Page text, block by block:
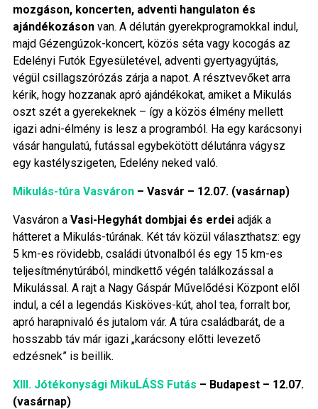
mozgáson, koncerten, adventi hangulaton és
ajándékozásonvan. A délután gyerekprogramokkal indul,
majd Gézengúzok-koncert, közös séta vagy kocogás az
Edelényi Futók Egyesületével, adventi gyertyagyújtás,
végül csillagszórózás zárja a napot. A résztvevőket arra
kérik, hogy hozzanak apró ajándékokat, amiket a Mikulás
oszt szét a gyerekeknek – így a közös élmény mellett
igazi adni-élmény is lesz a programból. Ha egy karácsonyi
vásár hangulatú, futással egybekötött délutánra vágysz
egy kastélyszigeten, Edelény neked való.
Mikulás-túra Vasváron– Vasvár – 12.07. (vasárnap)
Vasváron a Vasi-Hegyhát dombjai és erdeiadják a
hátteret a Mikulás-túrának. Két táv közül választhatsz: egy
5 km-es rövidebb, családi útvonalból és egy 15 km-es
teljesítménytúrából, mindkettő végén találkozással a
Mikulással. A rajt a Nagy Gáspár Művelődési Központ elől
indul, a cél a legendás Kisköves-kút, ahol tea, forralt bor,
apró harapnivaló és jutalom vár. A túra családbarát, de a
hosszabb táv már igazi „karácsony előtti levezető
edzésnek” is beillik.
XIII. Jótékonysági MikuLÁSS Futás – Budapest – 12.07.
(vasárnap)